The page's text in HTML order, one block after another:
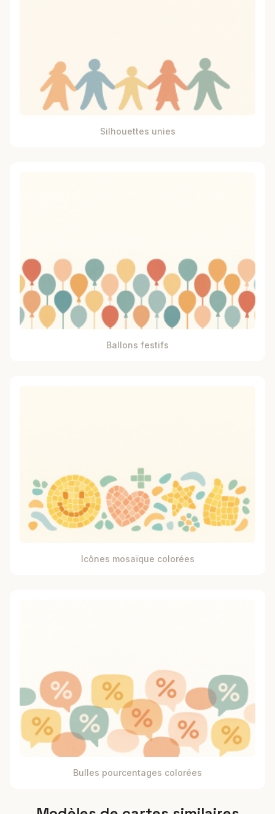
Silhouettes unies
Ballons festifs
Icônes mosaïque colorées
Bulles pourcentages colorées